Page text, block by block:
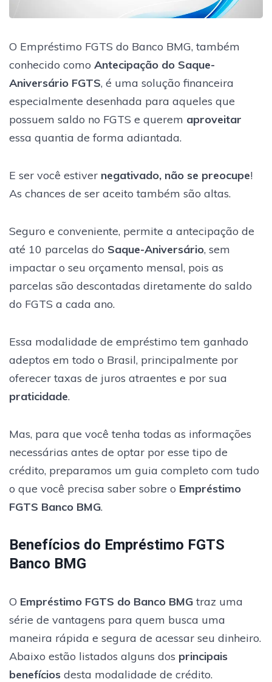
O Empréstimo FGTS do Banco BMG, também
conhecido como Antecipação do Saque-
Aniversário FGTS, é uma solução financeira
especialmente desenhada para aqueles que
possuem saldo no FGTS e querem aproveitar
essa quantia de forma adiantada.
E ser você estiver negativado, não se preocupe!
As chances de ser aceito também são altas.
Seguro e conveniente, permite a antecipação de
até 10 parcelas do Saque-Aniversário, sem
impactar o seu orçamento mensal, pois as
parcelas são descontadas diretamente do saldo
do FGTS a cada ano.
Essa modalidade de empréstimo tem ganhado
adeptos em todo o Brasil, principalmente por
oferecer taxas de juros atraentes e por sua
praticidade.
Mas, para que você tenha todas as informações
necessárias antes de optar por esse tipo de
crédito, preparamos um guia completo com tudo
o que você precisa saber sobre o Empréstimo
FGTS Banco BMG.
Benefícios do Empréstimo FGTS
Banco BMG
O Empréstimo FGTS do Banco BMG traz uma
série de vantagens para quem busca uma
maneira rápida e segura de acessar seu dinheiro.
Abaixo estão listados alguns dos principais
benefícios desta modalidade de crédito.